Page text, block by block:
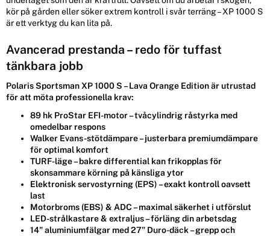
kör på gården eller söker extrem kontroll i svår terräng – XP 1000 S
är ett verktyg du kan lita på.
Avancerad prestanda – redo för tuffast
tänkbara jobb
Polaris Sportsman XP 1000 S – Lava Orange Edition är utrustad
för att möta professionella krav:
89 hk ProStar EFI-motor– tvåcylindrig råstyrka med
omedelbar respons
Walker Evans-stötdämpare– justerbara premiumdämpare
för optimal komfort
TURF-läge– bakre differential kan frikopplas för
skonsammare körning på känsliga ytor
Elektronisk servostyrning (EPS)– exakt kontroll oavsett
last
Motorbroms (EBS) & ADC– maximal säkerhet i utförslut
LED-strålkastare & extraljus– förläng din arbetsdag
14" aluminiumfälgar med27" Duro-däck– grepp och